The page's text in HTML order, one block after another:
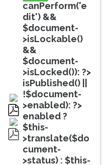
pdf
pdf
canPerform('e
dit') &&
$document-
>isLockable()
&&
$document-
>isLocked()): ?>
isPublished() ||
!$document-
>enabled): ?>
enabled ?
$this-
>translate($do
cument-
>status) : $this-